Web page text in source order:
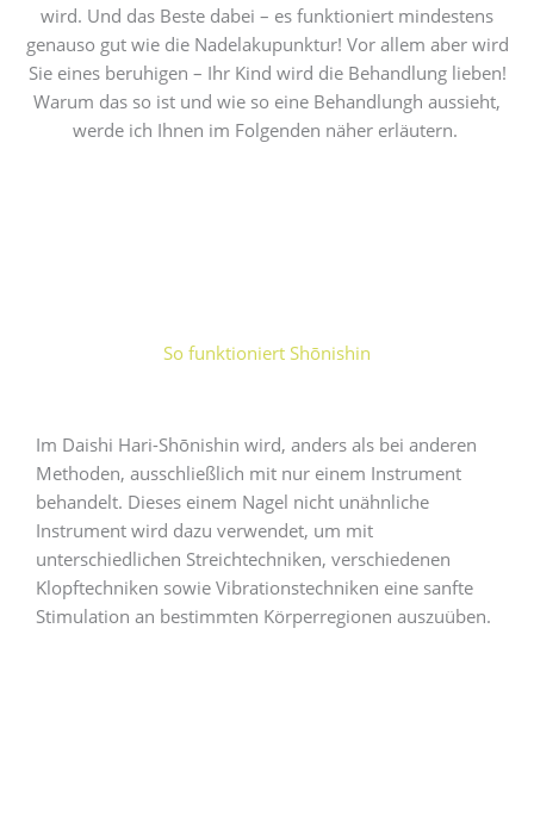
wird. Und das Beste dabei – es funktioniert mindestens
genauso gut wie die Nadelakupunktur! Vor allem aber wird
Sie eines beruhigen – Ihr Kind wird die Behandlung lieben!
Warum das so ist und wie so eine Behandlungh aussieht,
werde ich Ihnen im Folgenden näher erläutern.
So funktioniert Shōnishin
Im Daishi Hari-Shōnishin wird, anders als bei anderen
Methoden, ausschließlich mit nur einem Instrument
behandelt. Dieses einem Nagel nicht unähnliche
Instrument wird dazu verwendet, um mit
unterschiedlichen Streichtechniken, verschiedenen
Klopftechniken sowie Vibrationstechniken eine sanfte
Stimulation an bestimmten Körperregionen auszuüben.